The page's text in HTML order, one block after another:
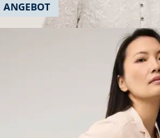
7 von 24.
ANGEBOT
Bluse Leinenmix
Fr. 149,99